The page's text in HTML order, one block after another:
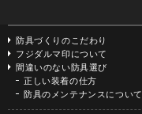
防具づくりのこだわり
フジダルマ印について
間違いのない防具選び
正しい装着の仕方
防具のメンテナンスについて